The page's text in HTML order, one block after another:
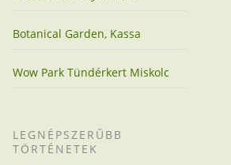
Botanical Garden, Kassa
Wow Park Tündérkert Miskolc
LEGNÉPSZERŰBB
TÖRTÉNETEK